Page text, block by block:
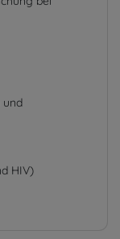
und
HIV)